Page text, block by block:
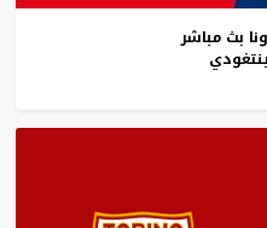
بث مباشر